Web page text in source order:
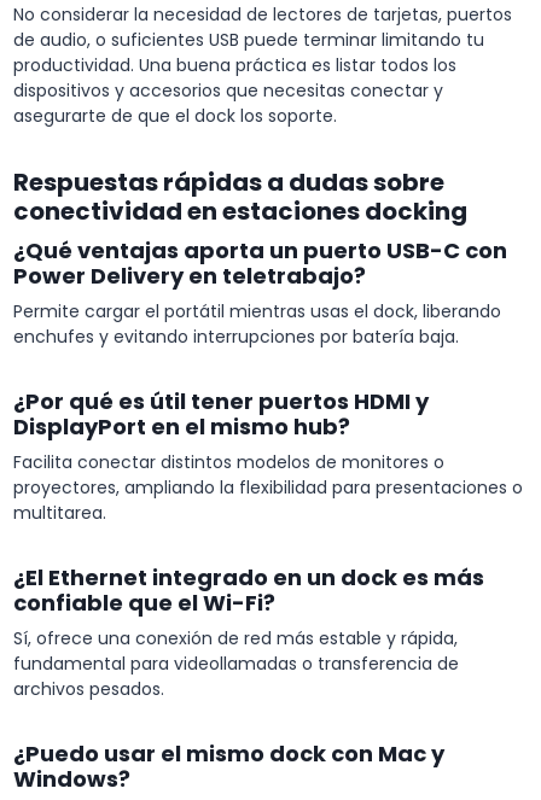
No considerar la necesidad de lectores de tarjetas, puertos
de audio, o suficientes USB puede terminar limitando tu
productividad. Una buena práctica es listar todos los
dispositivos y accesorios que necesitas conectar y
asegurarte de que el dock los soporte.
Respuestas rápidas a dudas sobre
conectividad en estaciones docking
¿Qué ventajas aporta un puerto USB-C con
Power Delivery en teletrabajo?
Permite cargar el portátil mientras usas el dock, liberando
enchufes y evitando interrupciones por batería baja.
¿Por qué es útil tener puertos HDMI y
DisplayPort en el mismo hub?
Facilita conectar distintos modelos de monitores o
proyectores, ampliando la flexibilidad para presentaciones o
multitarea.
¿El Ethernet integrado en un dock es más
confiable que el Wi-Fi?
Sí, ofrece una conexión de red más estable y rápida,
fundamental para videollamadas o transferencia de
archivos pesados.
¿Puedo usar el mismo dock con Mac y
Windows?